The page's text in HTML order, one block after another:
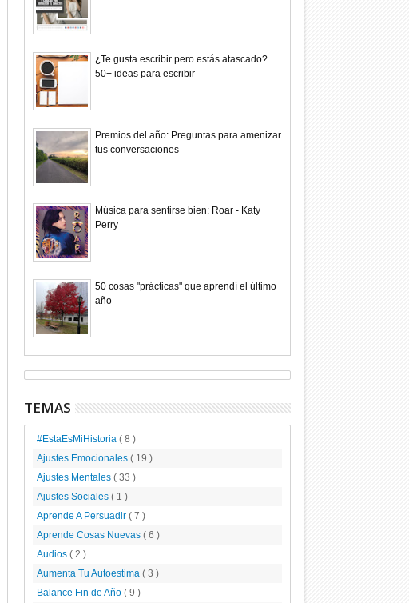
¿Te gusta escribir pero estás atascado?
50+ ideas para escribir
Premios del año: Preguntas para amenizar
tus conversaciones
Música para sentirse bien: Roar - Katy
Perry
50 cosas "prácticas" que aprendí el último
año
TEMAS
#EstaEsMiHistoria ( 8 )
Ajustes Emocionales ( 19 )
Ajustes Mentales ( 33 )
Ajustes Sociales ( 1 )
Aprende A Persuadir ( 7 )
Aprende Cosas Nuevas ( 6 )
Audios ( 2 )
Aumenta Tu Autoestima ( 3 )
Balance Fin de Año ( 9 )